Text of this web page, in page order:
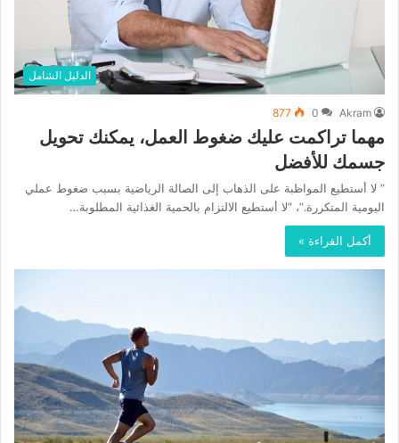
الدليل الشامل
Akram
0
877
مهما تراكمت عليك ضغوط العمل، يمكنك تحويل
جسمك للأفضل
” لا أستطيع المواظبة على الذهاب إلى الصالة الرياضية بسبب ضغوط عملي
اليومية المتكررة.”، “لا أستطيع الالتزام بالحمية الغذائية المطلوبة…
أكمل القراءة »